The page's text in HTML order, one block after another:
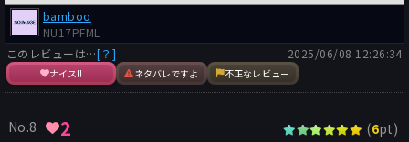
bamboo
NU17PFML
このレビューは…[？]
ナイス!! ネタバレですよ 不正なレビュー
2025/06/08 12:26:34
No.8 2 (6pt)